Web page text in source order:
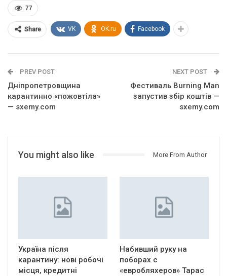
77
Share VK OK.ru Facebook
PREV POST
Дніпропетровщина
карантинно «пожовтіла»
— sxemy.com
NEXT POST
Фестиваль Burning Man
запустив збір коштів —
sxemy.com
You might also like More From Author
Україна після
карантину: нові робочі
місця, кредитні
Набивший руку на
поборах с
«евробляхеров» Тарас